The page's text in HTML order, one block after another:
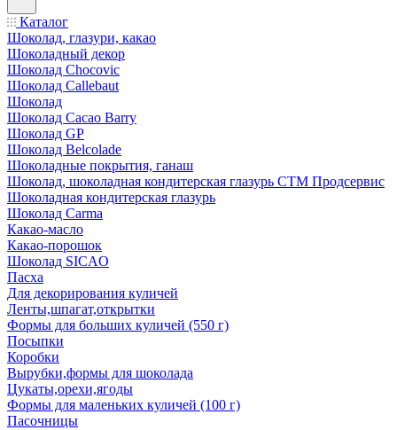
Каталог
Шоколад, глазури, какао
Шоколадный декор
Шоколад Chocovic
Шоколад Callebaut
Шоколад
Шоколад Cacao Barry
Шоколад GP
Шоколад Belcolade
Шоколадные покрытия, ганаш
Шоколад, шоколадная кондитерская глазурь СТМ Продсервис
Шоколадная кондитерская глазурь
Шоколад Carma
Какао-масло
Какао-порошок
Шоколад SICAO
Пасха
Для декорирования куличей
Ленты,шпагат,открытки
Формы для больших куличей (550 г)
Посыпки
Коробки
Вырубки,формы для шоколада
Цукаты,орехи,ягоды
Формы для маленьких куличей (100 г)
Пасочницы